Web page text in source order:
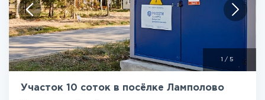
/ 5
Участок 10 соток в посёлке Ламполово